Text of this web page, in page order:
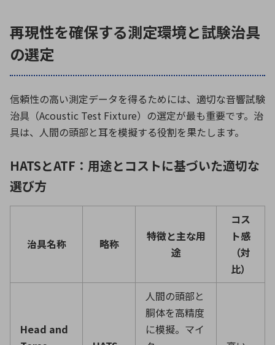
再現性を確保する測定環境と試験治具
の選定
信頼性の高い測定データを得るためには、適切な音響試験
治具（Acoustic Test Fixture）の選定が最も重要です。治
具は、人間の頭部と耳を模擬する役割を果たします。
HATSとATF：用途とコストに基づいた適切な
選び方
治具名称 略称
特徴と主な用
途
コス
ト感
（対
比）
Head and
人間の頭部と
胴体を高精度
に模擬。マイ